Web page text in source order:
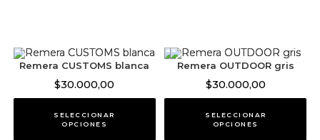
Remera CUSTOMS blanca
$30.000,00
SELECCIONAR
OPCIONES
Remera OUTDOOR gris
$30.000,00
SELECCIONAR
OPCIONES